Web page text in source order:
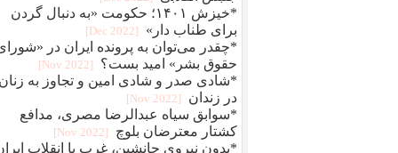
*خیزش ۱۴۰۱؛ حکومت «به دنبال گردن
برای طناب دار»
[2022 Dec]
*چقدر می‌توان به پرونده ایران در
حقوق بشر» امید بست؟
[2022 Nov]
*شادی صدر و شادی امین و تجاوز به
در زندان
[2022 Nov]
*سوابق سیاه عبدالرضا مصری، مدافع
کشتار معترضان بلوچ
[2022 Nov]
*بدون نیروی جانشین، غرب با انقلاب